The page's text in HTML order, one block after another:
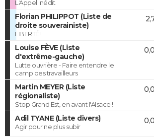
L'Appel Inédit
Florian PHILIPPOT (Liste de
droite souverainiste)
LIBERTÉ !
Louise FÈVE (Liste
d'extrême-gauche)
Lutte ouvrière - Faire entendre le
camp des travailleurs
Martin MEYER (Liste
régionaliste)
Stop Grand Est, en avant l'Alsace !
Adil TYANE (Liste divers)
Agir pour ne plus subir